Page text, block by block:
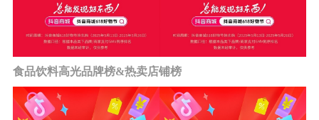
食品饮料高光品牌榜&热卖店铺榜